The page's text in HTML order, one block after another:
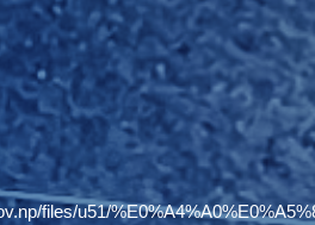
files/u51/